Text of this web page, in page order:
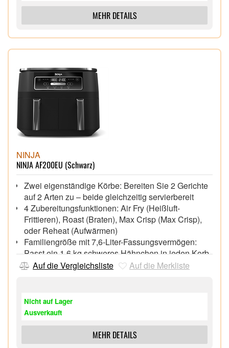
MEHR DETAILS
NINJA
NINJA AF200EU (Schwarz)
Zwei eigenständige Körbe: Bereiten Sie 2 Gerichte
auf 2 Arten zu – beide gleichzeitig servierbereit
4 Zubereitungsfunktionen: Air Fry (Heißluft-
Frittieren), Roast (Braten), Max Crisp (Max Crisp),
oder Reheat (Aufwärmen)
Familiengröße mit 7,6-Liter-Fassungsvermögen:
Passt ein 1,6 kg schweres Hähnchen in jeden Korb
Beinhaltet antihaftbeschichtete Crisper
Auf die Vergleichsliste Auf die Merkliste
Nicht auf Lager
Ausverkauft
MEHR DETAILS